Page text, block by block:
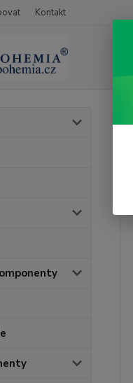
Kontakt